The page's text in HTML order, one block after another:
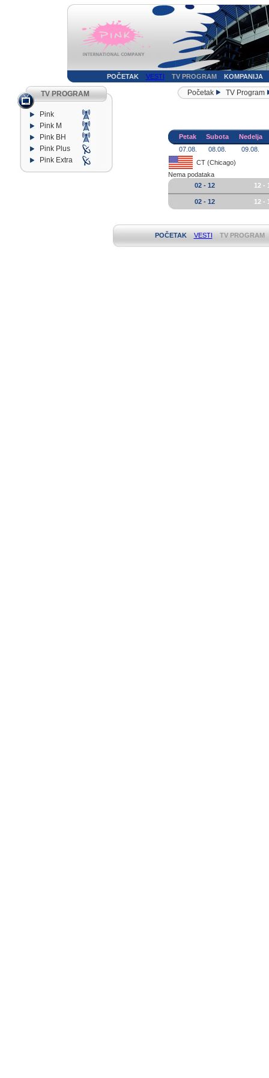
POČETAK VESTI TV PROGRAM KOMPANIJA
TV PROGRAM
Pink
Pink M
Pink BH
Pink Plus
Pink Extra
Početak TV Program
Petak Subota
Nedelja
07.08.
08.08.
09.08.
CT (Chicago)
Nema podataka
02 - 12
12 -
02 - 12 12 -
POČETAK VESTI TV PROGRAM